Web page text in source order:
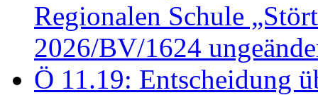
Regionalen Schule
2026/BV/1624
Ö 11.19: Entscheidung